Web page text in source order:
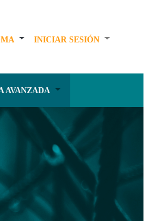
INICIAR SESIÓN
AVANZADA